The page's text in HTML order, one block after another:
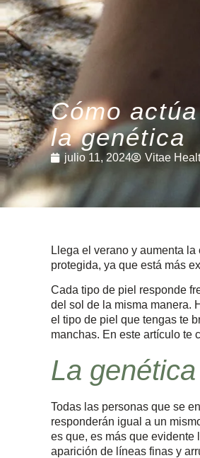
Cómo
la genética
julio 11, 2024 Vitae
Llega el verano y aumenta
protegida, ya que está más
Cada tipo de piel responde
del sol de la misma manera.
el tipo de piel que tengas te
manchas. En este artículo te
La
Todas las personas que se
responderán igual a un
es que, es más que
aparición de líneas finas y